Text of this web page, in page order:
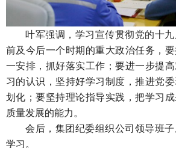
叶军强调，学习宣传贯彻党的十
前及今后一个时期的重大政治任务，
一安排，抓好落实工作；要进一步提
习的认识，坚持好学习制度，推进党
划化；要坚持理论指导实践，把学习
质量发展的能力。
会后，集团纪委组织公司领导班
学习。